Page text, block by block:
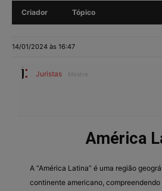
Criador Tópico
14/01/2024 às 16:47
Juristas Mestre
América
A “América Latina” é uma região
continente americano, compreendendo